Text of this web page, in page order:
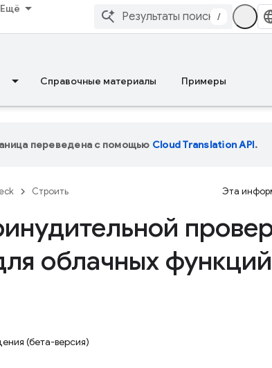
Ещё
/
Справочные материалы Примеры
переведена с помощью Cloud Translation API.
Строить Эта
облачных функций
(бета-версия)